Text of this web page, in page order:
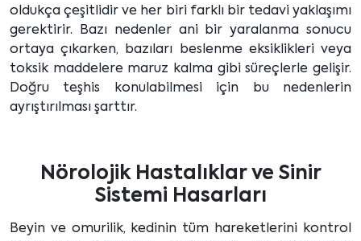
oldukça çeşitlidir ve her biri farklı bir tedavi yaklaşımı
gerektirir. Bazı nedenler ani bir yaralanma sonucu
ortaya çıkarken, bazıları beslenme eksiklikleri veya
toksik maddelere maruz kalma gibi süreçlerle gelişir.
Doğru teşhis konulabilmesi için bu nedenlerin
ayrıştırılması şarttır.
Nörolojik Hastalıklar ve Sinir
Sistemi Hasarları
Beyin ve omurilik, kedinin tüm hareketlerini kontrol